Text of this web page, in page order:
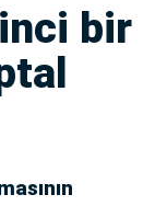
bir